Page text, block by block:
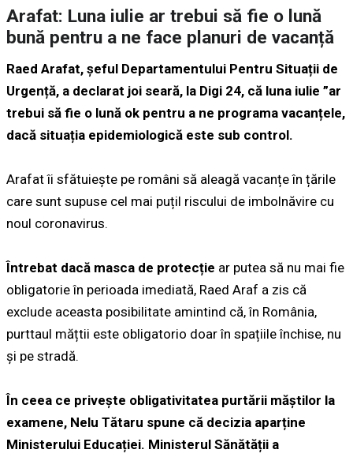
Arafat: Luna iulie ar trebui să fie o lună
bună pentru a ne face planuri de vacanță
Raed Arafat, șeful Departamentului Pentru Situații de
Urgență, a declarat joi seară, la Digi 24, că luna iulie ”ar
trebui să fie o lună ok pentru a ne programa vacanțele,
dacă situația epidemiologică este sub control.
Arafat îi sfătuiește pe români să aleagă vacanțe în țările
care sunt supuse cel mai puțil riscului de imbolnăvire cu
noul coronavirus.
Întrebat dacă masca de protecție ar putea să nu mai fie
obligatorie în perioada imediată, Raed Araf a zis că
exclude aceasta posibilitate amintind că, în România,
purttaul mățtii este obligatorio doar în spațiile închise, nu
și pe stradă.
În ceea ce privește obligativitatea purtării măștilor la
examene, Nelu Tătaru spune că decizia aparține
Ministerului Educației. Ministerul Sănătății a